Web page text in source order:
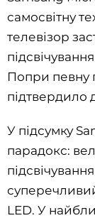
самосвітну
телевізор
Попри певну
підтвердило
У підсумку
парадокс:
LED. У